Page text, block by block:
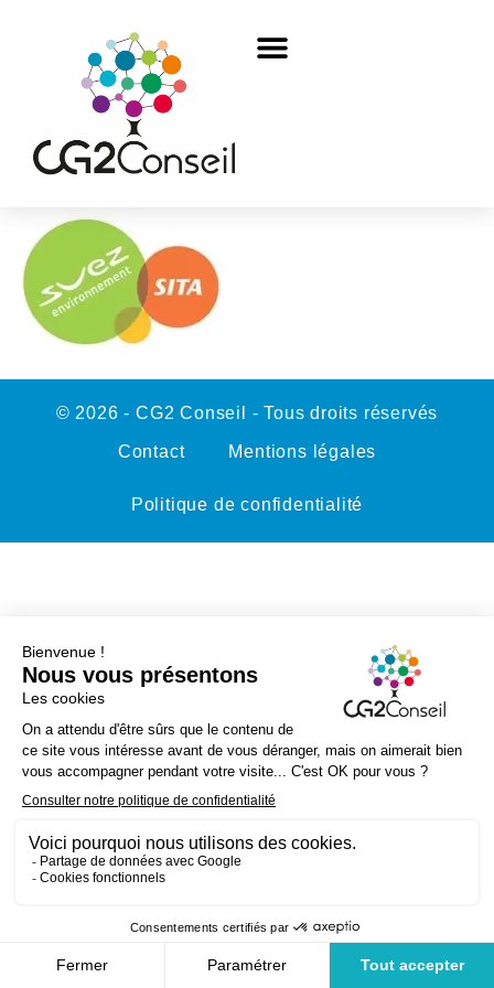
© 2026 - CG2 Conseil - Tous droits réservés
Contact Mentions légales
Politique de confidentialité